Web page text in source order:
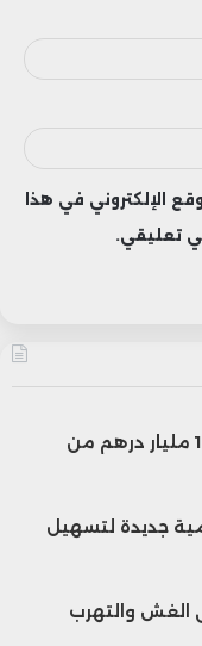
الإلكتروني في هذا
تعليقي.
صناديق الاستثمار بالمغرب تفقد 13,8 مليار درهم من
جديدة لتسهيل
على الغش والتهرب